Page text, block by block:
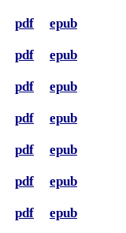
pdf epub
pdf epub
pdf epub
pdf epub
pdf epub
pdf epub
pdf epub